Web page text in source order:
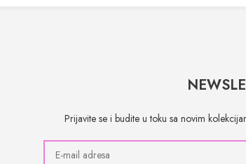
Prijavite se i budite u toku sa novim